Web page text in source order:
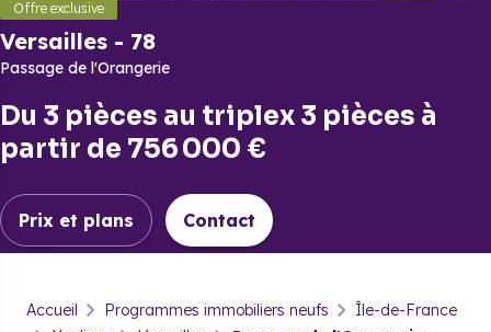
Offre exclusive
Versailles - 78
Passage de l'Orangerie
Du 3 pièces au triplex 3 pièces à
partir de 756 000 €
Prix et plans Contact
Passage de l'Orangerie
Accueil Programmes immobiliers neufs
Île-de-France